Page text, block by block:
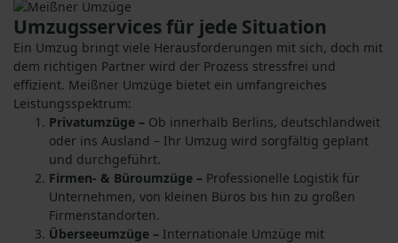
Umzugsservices für jede Situation
Ein Umzug bringt viele Herausforderungen mit sich, doch mit
dem richtigen Partner wird der Prozess stressfrei und
effizient. Meißner Umzüge bietet ein umfangreiches
Leistungsspektrum:
Privatumzüge – Ob innerhalb Berlins, deutschlandweit
oder ins Ausland – Ihr Umzug wird sorgfältig geplant
und durchgeführt.
Firmen- & Büroumzüge – Professionelle Logistik für
Unternehmen, von kleinen Büros bis hin zu großen
Firmenstandorten.
Überseeumzüge – Internationale Umzüge mit